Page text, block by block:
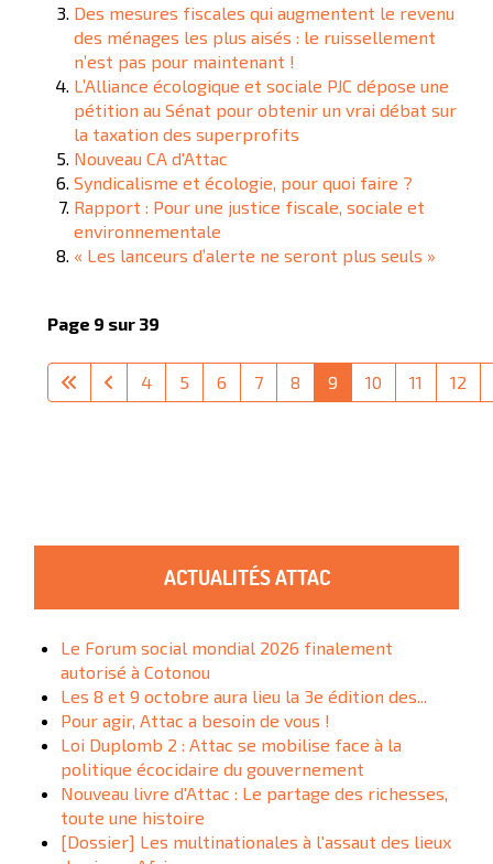
Des mesures fiscales qui augmentent le revenu
des ménages les plus aisés : le ruissellement
n’est pas pour maintenant !
L’Alliance écologique et sociale PJC dépose une
pétition au Sénat pour obtenir un vrai débat sur
la taxation des superprofits
Nouveau CA d'Attac
Syndicalisme et écologie, pour quoi faire ?
Rapport : Pour une justice fiscale, sociale et
environnementale
« Les lanceurs d’alerte ne seront plus seuls »
Page 9 sur 39
4 5 6 7 8 9 10 11 12
ACTUALITÉS ATTAC
Le Forum social mondial 2026 finalement
autorisé à Cotonou
Les 8 et 9 octobre aura lieu la 3e édition des...
Pour agir, Attac a besoin de vous !
Loi Duplomb 2 : Attac se mobilise face à la
politique écocidaire du gouvernement
Nouveau livre d'Attac : Le partage des richesses,
toute une histoire
[Dossier] Les multinationales à l'assaut des lieux